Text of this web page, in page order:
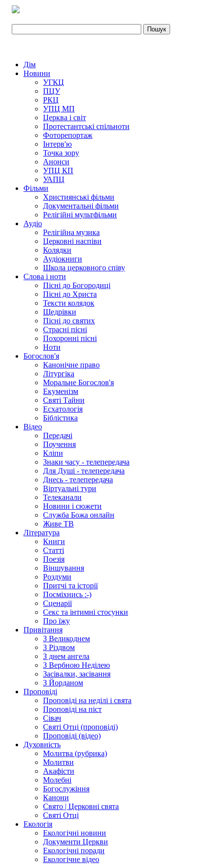
Дім
Новини
УГКЦ
ПЦУ
РКЦ
УПЦ МП
Церква і світ
Протестантські спільноти
Фоторепортаж
Інтерв'ю
Точка зору
Анонси
УПЦ КП
УАПЦ
Фільми
Християнські фільми
Документальні фільми
Релігійні мультфільми
Аудіо
Релігійна музика
Церковні наспіви
Колядки
Аудіокниги
Школа церковного співу
Слова і ноти
Пісні до Богородиці
Пісні до Христа
Тексти колядок
Щедрівки
Пісні до святих
Страсні пісні
Похоронні пісні
Ноти
Богослов'я
Канонічне право
Літургіка
Моральне Богослов'я
Екуменізм
Святі Тайни
Есхатологія
Біблістика
Відео
Передачі
Поучення
Кліпи
Знаки часу - телепередача
Для Душі - телепередача
Днесь - телепередача
Віртуальні тури
Телеканали
Новини і сюжети
Служба Божа онлайн
Живе ТВ
Література
Книги
Статті
Поезія
Віншування
Роздуми
Притчі та історії
Посміхнись :-)
Сценарії
Секс та інтимні стосунки
Про їжу
Привітання
З Великоднем
З Різдвом
З днем ангела
З Вербною Неділею
Засівалки, засівання
З Йорданом
Проповіді
Проповіді на неділі і свята
Проповіді на піст
Сівач
Святі Отці (проповіді)
Проповіді (відео)
Духовність
Молитва (рубрика)
Молитви
Акафісти
Молебні
Богослужіння
Канони
Свято | Церковні свята
Святі Отці
Екологія
Екологічні новини
Документи Церкви
Екологічні поради
Екологічне відео